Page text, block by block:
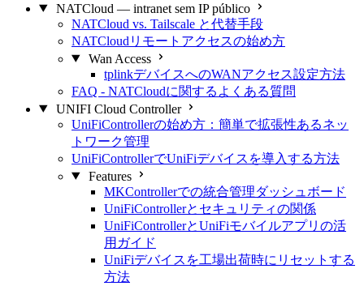
NATCloud — intranet sem IP público
NATCloud vs. Tailscale と代替手段
NATCloudリモートアクセスの始め方
Wan Access
tplinkデバイスへのWANアクセス設定方法
FAQ - NATCloudに関するよくある質問
UNIFI Cloud Controller
UniFiControllerの始め方：簡単で拡張性あるネッ
トワーク管理
UniFiControllerでUniFiデバイスを導入する方法
Features
MKControllerでの統合管理ダッシュボード
UniFiControllerとセキュリティの関係
UniFiControllerとUniFiモバイルアプリの活
用ガイド
UniFiデバイスを工場出荷時にリセットする
方法